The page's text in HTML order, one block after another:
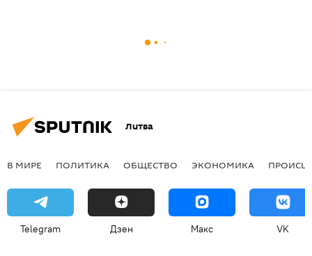
Литва
В МИРЕ ПОЛИТИКА ОБЩЕСТВО ЭКОНОМИКА
Telegram Дзен Макс VK